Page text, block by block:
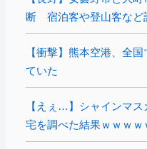
断 宿泊客や登山客など
【衝撃】熊本空港、全
ていた
【えぇ…】シャインマ
宅を調べた結果ｗｗｗｗ